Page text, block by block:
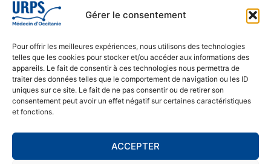
Gérer le consentement
Pour offrir les meilleures expériences, nous utilisons des technologies
telles que les cookies pour stocker et/ou accéder aux informations des
appareils. Le fait de consentir à ces technologies nous permettra de
traiter des données telles que le comportement de navigation ou les ID
uniques sur ce site. Le fait de ne pas consentir ou de retirer son
consentement peut avoir un effet négatif sur certaines caractéristiques
et fonctions.
ACCEPTER
Antenne régionale : 9 rue Matabiau, 31000 Toulouse
05 61 15 80 90
Accueil : Lundi au Vendredi | 08h30 – 17h30
CONTACT
MENTIONS LÉGALES
POLITIQUE DE CONFIDENTIALITÉ
COOKIE POLICY (EU)
SE RENDRE À L'URPS